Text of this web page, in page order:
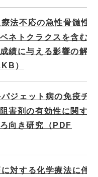
法不応の急性骨髄性
ネトクラクスを含む
績に与える影響の解
）
ジェット病の免疫チ
害剤の有効性に関す
向き研究 （PDF
対する化学療法に伴